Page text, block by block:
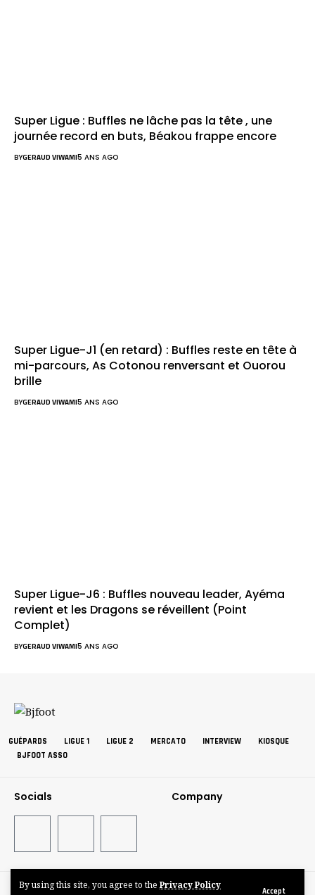
By using this site, you agree to the Privacy Policy
Accept
Super Ligue : Buffles ne lâche pas la tête , une
journée record en buts, Béakou frappe encore
BYGERAUD VIWAMI5 ANS AGO
Super Ligue-J1 (en retard) : Buffles reste en tête à
mi-parcours, As Cotonou renversant et Ouorou
brille
BYGERAUD VIWAMI5 ANS AGO
Super Ligue-J6 : Buffles nouveau leader, Ayéma
revient et les Dragons se réveillent (Point
Complet)
BYGERAUD VIWAMI5 ANS AGO
GUÉPARDS LIGUE 1 LIGUE 2 MERCATO INTERVIEW
KIOSQUE
BJFOOT ASSO
Socials Company
©BJFOOT2025